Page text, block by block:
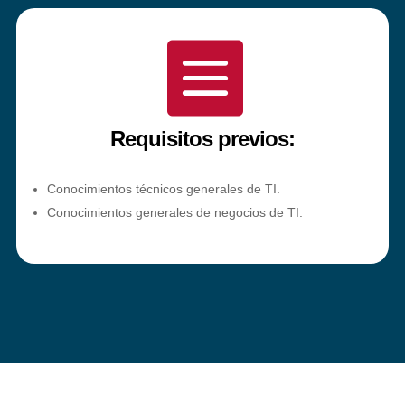

Requisitos previos:
Conocimientos técnicos generales de TI.
Conocimientos generales de negocios de TI.